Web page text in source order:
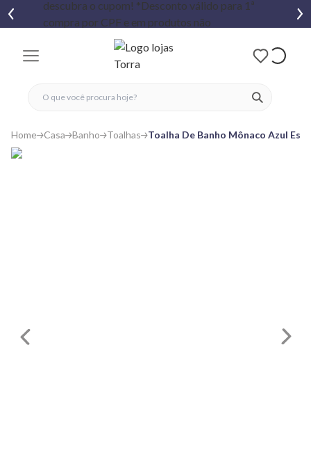
ver
fechar menu
fechar menu
favoritos
Home Casa Banho Toalhas Toalha De Banho Mônaco Azul